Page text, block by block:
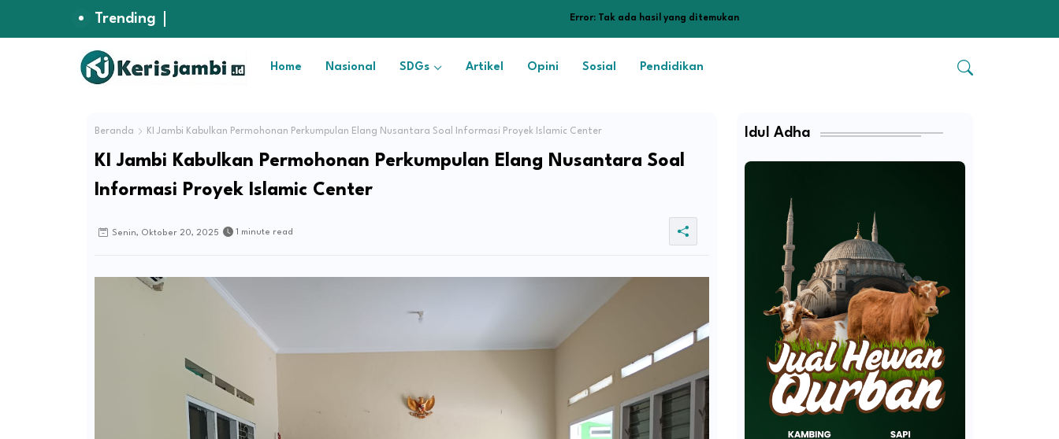
Trending Error: Tak ada hasil yang ditemukan
Home Nasional SDGs Artikel Opini Sosial Pendidikan
Beranda KI Jambi Kabulkan Permohonan Perkumpulan Elang Nusantara Soal Informasi Proyek Islamic Center
KI Jambi Kabulkan Permohonan Perkumpulan Elang Nusantara Soal
Informasi Proyek Islamic Center
Senin, Oktober 20, 2025 1 minute read
Idul Adha